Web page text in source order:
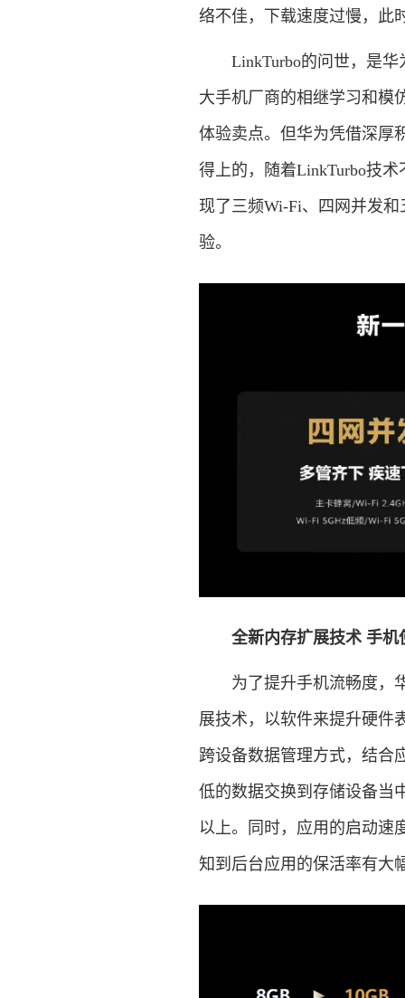
络不佳，下载速度过慢，此
LinkTurbo的问世，是华
大手机厂商的相继学习和模
体验卖点。但华为凭借深厚
得上的，随着LinkTurbo技
现了三频Wi-Fi、四网并发
验。
全新内存扩展技术 手机
为了提升手机流畅度，华
展技术，以软件来提升硬件
跨设备数据管理方式，结合
低的数据交换到存储设备当
以上。同时，应用的启动速
知到后台应用的保活率有大